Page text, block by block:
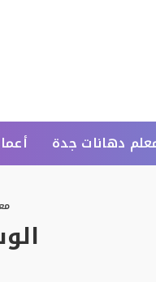
دهانات جدة